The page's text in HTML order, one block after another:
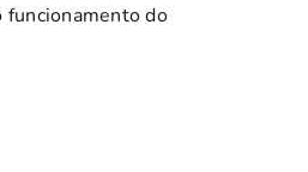
funcionamento do